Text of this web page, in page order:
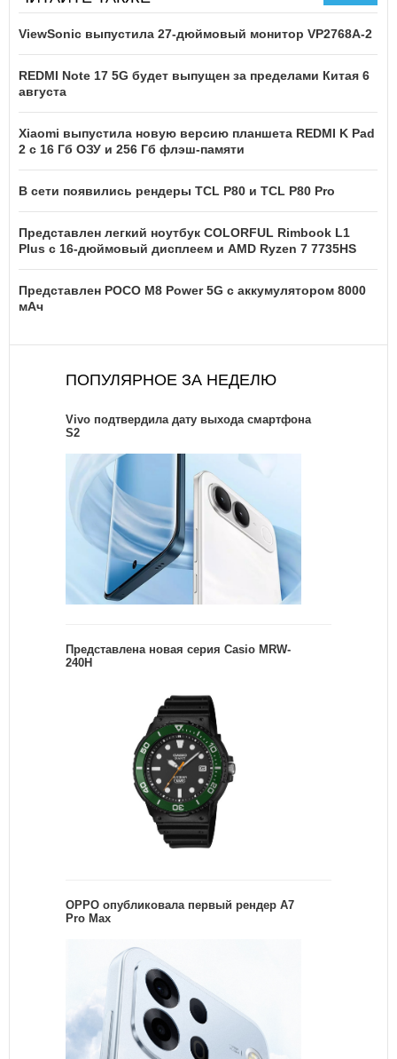
ViewSonic выпустила 27-дюймовый монитор VP2768A-2
REDMI Note 17 5G будет выпущен за пределами Китая 6
августа
Xiaomi выпустила новую версию планшета REDMI K Pad
2 с 16 Гб ОЗУ и 256 Гб флэш-памяти
В сети появились рендеры TCL P80 и TCL P80 Pro
Представлен легкий ноутбук COLORFUL Rimbook L1
Plus с 16-дюймовый дисплеем и AMD Ryzen 7 7735HS
Представлен POCO M8 Power 5G с аккумулятором 8000
мАч
ПОПУЛЯРНОЕ ЗА НЕДЕЛЮ
Vivo подтвердила дату выхода смартфона
S2
Представлена новая серия Casio MRW-
240H
OPPO опубликовала первый рендер A7
Pro Max